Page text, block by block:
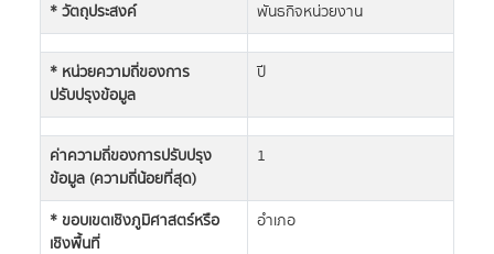
* วัตถุประสงค์
พันธกิจหน่วยงาน
* หน่วยความถี่ของการ
ปรับปรุงข้อมูล
ปี
ค่าความถี่ของการปรับปรุง
ข้อมูล (ความถี่น้อยที่สุด)
1
* ขอบเขตเชิงภูมิศาสตร์หรือ
เชิงพื้นที่
อำเภอ